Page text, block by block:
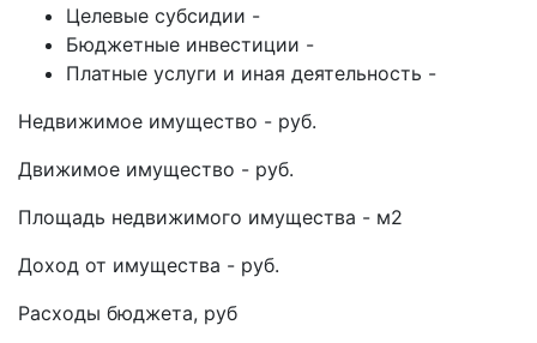
Целевые субсидии -
Бюджетные инвестиции -
Платные услуги и иная деятельность -
Недвижимое имущество - руб.
Движимое имущество - руб.
Площадь недвижимого имущества - м2
Доход от имущества - руб.
Расходы бюджета, руб